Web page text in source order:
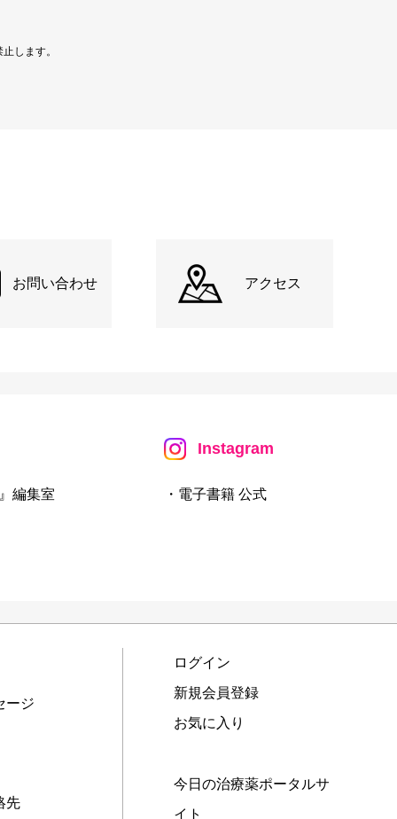
します。
お問い合わせ アクセス
編集室
Instagram
・電子書籍 公式
ージ
先
ログイン
新規会員登録
お気に入り
今日の治療薬ポータルサ
イト